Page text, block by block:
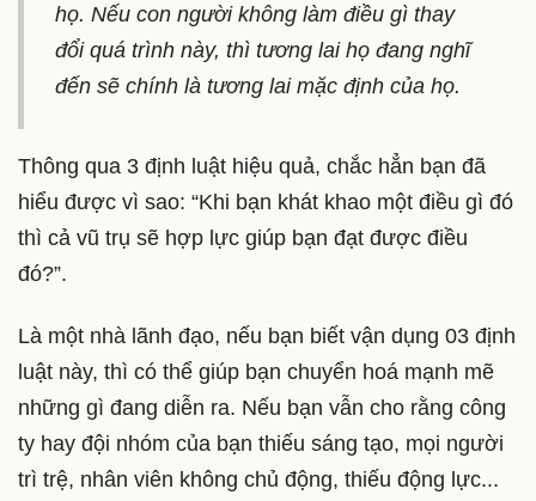
họ. Nếu con người không làm điều gì thay
đổi quá trình này, thì tương lai họ đang nghĩ
đến sẽ chính là tương lai mặc định của họ.
Thông qua 3 định luật hiệu quả, chắc hẳn bạn đã
hiểu được vì sao: “Khi bạn khát khao một điều gì đó
thì cả vũ trụ sẽ hợp lực giúp bạn đạt được điều
đó?”.
Là một nhà lãnh đạo, nếu bạn biết vận dụng 03 định
luật này, thì có thể giúp bạn chuyển hoá mạnh mẽ
những gì đang diễn ra. Nếu bạn vẫn cho rằng công
ty hay đội nhóm của bạn thiếu sáng tạo, mọi người
trì trệ, nhân viên không chủ động, thiếu động lực...